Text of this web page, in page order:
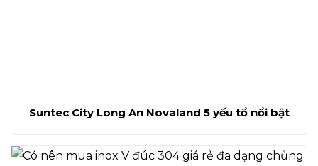
Suntec City Long An Novaland 5 yếu tổ nổi bật